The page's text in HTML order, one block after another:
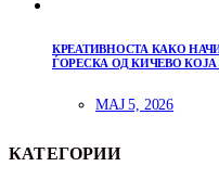
КРЕАТИВНОСТА КАКО
ЃОРЕСКА ОД КИЧЕВО
МАЈ 5, 2026
КАТЕГОРИИ